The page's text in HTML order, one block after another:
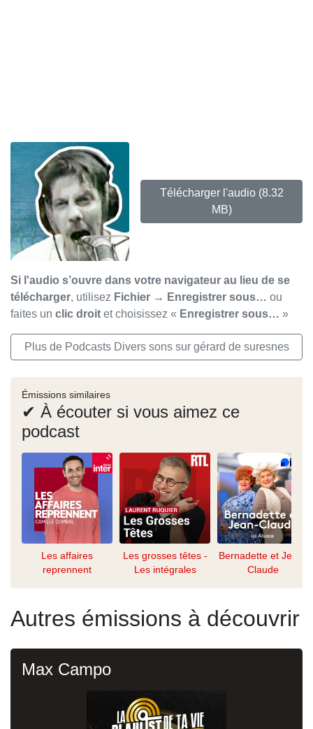
Télécharger l'audio (8.32
MB)
Si l'audio s’ouvre dans votre navigateur au lieu de se
télécharger, utilisez Fichier → Enregistrer sous… ou
faites un clic droit et choisissez « Enregistrer sous… »
Plus de Podcasts Divers sons sur gérard de suresnes
Émissions similaires
✔ À écouter si vous aimez ce
podcast
Les affaires
reprennent
Les grosses têtes -
Les intégrales
Bernadette et Jean-
Claude
Autres émissions à découvrir
Max Campo